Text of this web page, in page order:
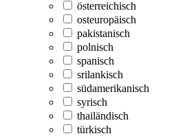
österreichisch
osteuropäisch
pakistanisch
polnisch
spanisch
srilankisch
südamerikanisch
syrisch
thailändisch
türkisch